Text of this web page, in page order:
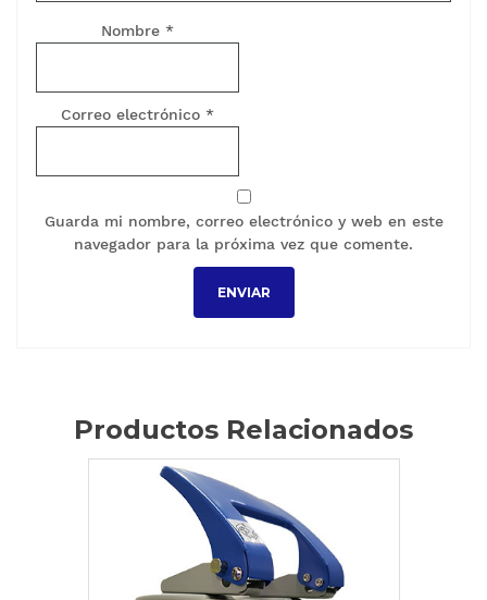
Nombre *
Correo electrónico *
Guarda mi nombre, correo electrónico y web en este
navegador para la próxima vez que comente.
Productos Relacionados